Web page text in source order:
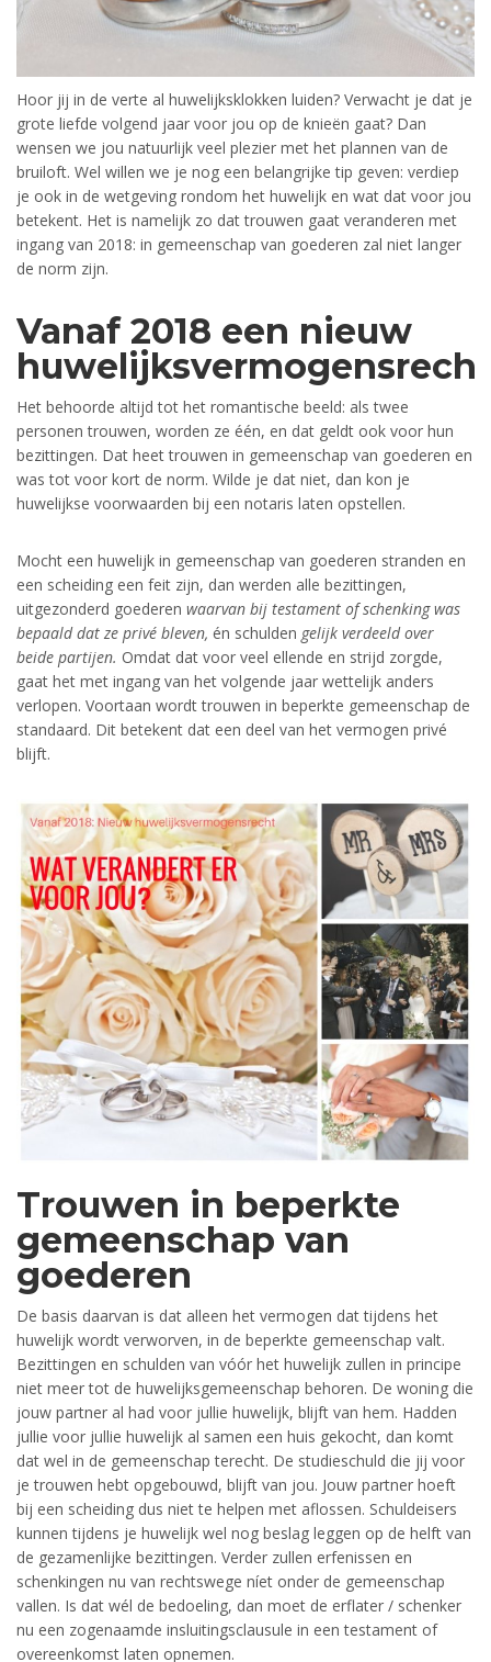
Hoor jij in de verte al huwelijksklokken luiden? Verwacht je dat je
grote liefde volgend jaar voor jou op de knieën gaat? Dan
wensen we jou natuurlijk veel plezier met het plannen van de
bruiloft. Wel willen we je nog een belangrijke tip geven: verdiep
je ook in de wetgeving rondom het huwelijk en wat dat voor jou
betekent. Het is namelijk zo dat trouwen gaat veranderen met
ingang van 2018: in gemeenschap van goederen zal niet langer
de norm zijn.
Vanaf 2018 een nieuw
huwelijksvermogensrecht
Het behoorde altijd tot het romantische beeld: als twee
personen trouwen, worden ze één, en dat geldt ook voor hun
bezittingen. Dat heet trouwen in gemeenschap van goederen en
was tot voor kort de norm. Wilde je dat niet, dan kon je
huwelijkse voorwaarden bij een notaris laten opstellen.
Mocht een huwelijk in gemeenschap van goederen stranden en
een scheiding een feit zijn, dan werden alle bezittingen,
uitgezonderd goederen waarvan bij testament of schenking was
bepaald dat ze privé bleven, én schulden gelijk verdeeld over
beide partijen. Omdat dat voor veel ellende en strijd zorgde,
gaat het met ingang van het volgende jaar wettelijk anders
verlopen. Voortaan wordt trouwen in beperkte gemeenschap de
standaard. Dit betekent dat een deel van het vermogen privé
blijft.
Trouwen in beperkte
gemeenschap van
goederen
De basis daarvan is dat alleen het vermogen dat tijdens het
huwelijk wordt verworven, in de beperkte gemeenschap valt.
Bezittingen en schulden van vóór het huwelijk zullen in principe
niet meer tot de huwelijksgemeenschap behoren. De woning die
jouw partner al had voor jullie huwelijk, blijft van hem. Hadden
jullie voor jullie huwelijk al samen een huis gekocht, dan komt
dat wel in de gemeenschap terecht. De studieschuld die jij voor
je trouwen hebt opgebouwd, blijft van jou. Jouw partner hoeft
bij een scheiding dus niet te helpen met aflossen. Schuldeisers
kunnen tijdens je huwelijk wel nog beslag leggen op de helft van
de gezamenlijke bezittingen. Verder zullen erfenissen en
schenkingen nu van rechtswege níet onder de gemeenschap
vallen. Is dat wél de bedoeling, dan moet de erflater / schenker
nu een zogenaamde insluitingsclausule in een testament of
overeenkomst laten opnemen.